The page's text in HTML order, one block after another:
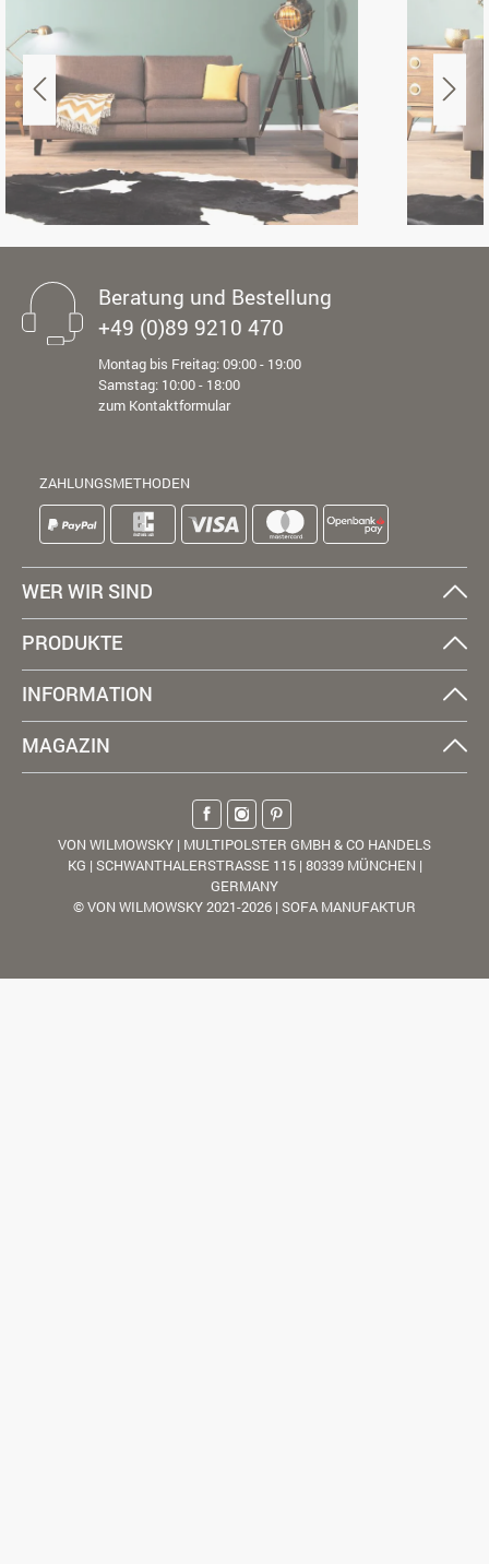
Beratung und Bestellung
+49 (0)89 9210 470
Montag bis Freitag: 09:00 - 19:00
Samstag: 10:00 - 18:00
zum Kontaktformular
ZAHLUNGSMETHODEN
WER WIR SIND
PRODUKTE
INFORMATION
MAGAZIN
VON WILMOWSKY | MULTIPOLSTER GMBH & CO HANDELS
KG | SCHWANTHALERSTRASSE 115 | 80339 MÜNCHEN |
GERMANY
© VON WILMOWSKY 2021-2026 | SOFA MANUFAKTUR